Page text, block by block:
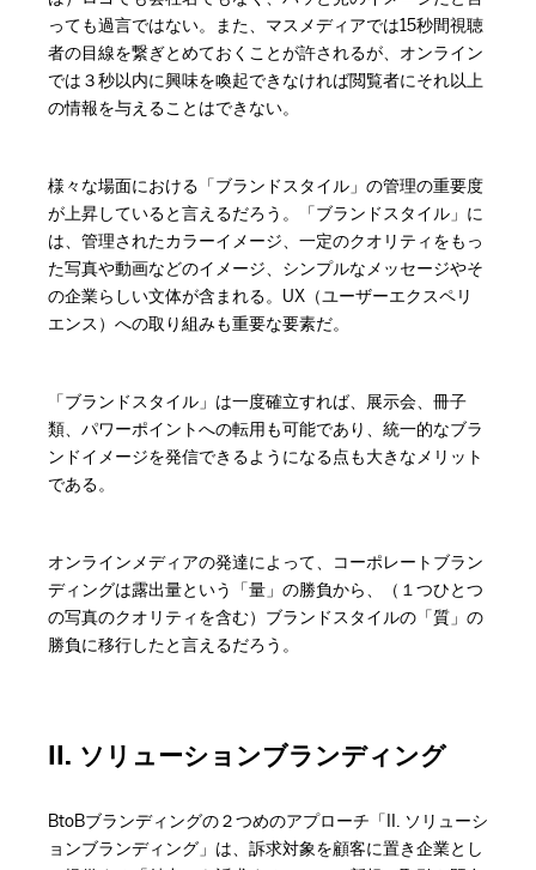
っても過言ではない。また、マスメディアでは15秒間視聴
者の目線を繋ぎとめておくことが許されるが、オンライン
では３秒以内に興味を喚起できなければ閲覧者にそれ以上
の情報を与えることはできない。
様々な場面における「ブランドスタイル」の管理の重要度
が上昇していると言えるだろう。「ブランドスタイル」に
は、管理されたカラーイメージ、一定のクオリティをもっ
た写真や動画などのイメージ、シンプルなメッセージやそ
の企業らしい文体が含まれる。UX（ユーザーエクスペリ
エンス）への取り組みも重要な要素だ。
「ブランドスタイル」は一度確立すれば、展示会、冊子
類、パワーポイントへの転用も可能であり、統一的なブラ
ンドイメージを発信できるようになる点も大きなメリット
である。
オンラインメディアの発達によって、コーポレートブラン
ディングは露出量という「量」の勝負から、（１つひとつ
の写真のクオリティを含む）ブランドスタイルの「質」の
勝負に移行したと言えるだろう。
II. ソリューションブランディング
BtoBブランディングの２つめのアプローチ「II. ソリューシ
ョンブランディング」は、訴求対象を顧客に置き企業とし